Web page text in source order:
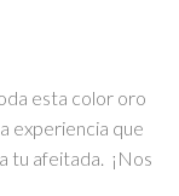
esta color oro
experiencia que
tu afeitada. ¡Nos